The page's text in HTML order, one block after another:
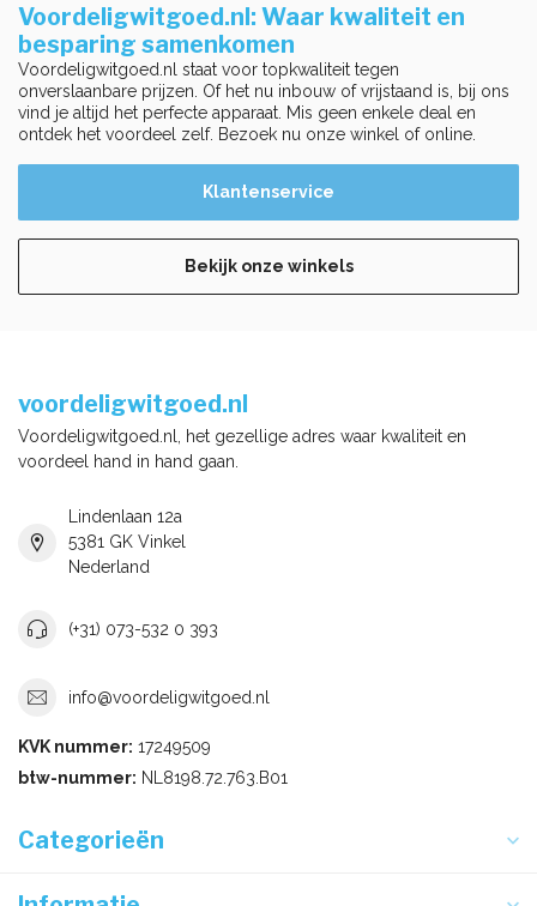
Voordeligwitgoed.nl: Waar kwaliteit en
besparing samenkomen
Voordeligwitgoed.nl staat voor topkwaliteit tegen
onverslaanbare prijzen. Of het nu inbouw of vrijstaand is, bij ons
vind je altijd het perfecte apparaat. Mis geen enkele deal en
ontdek het voordeel zelf. Bezoek nu onze winkel of online.
Klantenservice
Bekijk onze winkels
voordeligwitgoed.nl
Voordeligwitgoed.nl, het gezellige adres waar kwaliteit en
voordeel hand in hand gaan.
Lindenlaan 12a
5381 GK Vinkel
Nederland
(+31) 073-532 0 393
info@voordeligwitgoed.nl
KVK nummer: 17249509
btw-nummer: NL8198.72.763.B01
Categorieën